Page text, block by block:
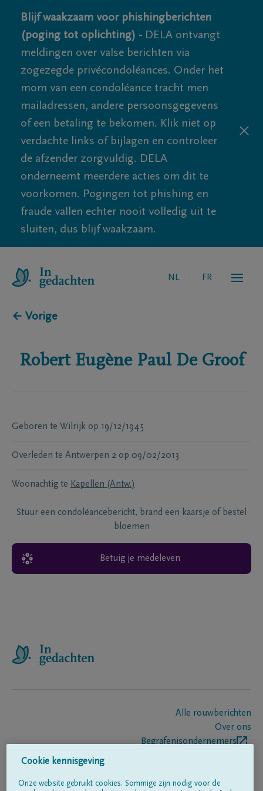
Blijf waakzaam voor phishingberichten
(poging tot oplichting) - DELA ontvangt
meldingen over valse berichten via
zogezegde privécondoléances. Onder het
mom van een condoléance tracht men
mailadressen, andere persoonsgegevens
of een betaling te bekomen. Klik niet op
verdachte links of bijlagen en controleer
de afzender zorgvuldig. DELA
onderneemt meerdere acties om dit te
voorkomen. Pogingen tot phishing en
fraude vallen echter nooit volledig uit te
sluiten, dus blijf waakzaam.
NL FR
← Vorige
Robert Eugène Paul De Groof
Geboren te Wilrijk op 19/12/1945
Overleden te Antwerpen 2 op 09/02/2013
Woonachtig te Kapellen (Antw.)
Stuur een condoléancebericht, brand een kaarsje of bestel
bloemen
Betuig je medeleven
Alle rouwberichten
Over ons
Begrafenisondernemers
Cookie kennisgeving
Onze website gebruikt cookies. Sommige zijn nodig voor de